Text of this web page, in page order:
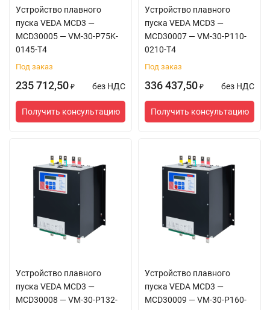
Устройство плавного
пуска VEDA MCD3 —
MCD30005 — VM-30-P75K-
0145-T4
Под заказ
235 712,50 ₽ без НДС
Получить консультацию
Устройство плавного
пуска VEDA MCD3 —
MCD30007 — VM-30-P110-
0210-T4
Под заказ
336 437,50 ₽ без НДС
Получить консультацию
Устройство плавного
пуска VEDA MCD3 —
MCD30008 — VM-30-P132-
Устройство плавного
пуска VEDA MCD3 —
MCD30009 — VM-30-P160-